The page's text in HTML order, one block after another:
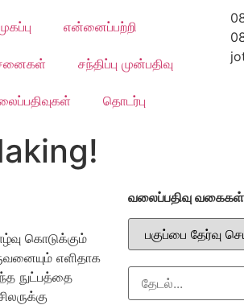
என்னைப்பற்றி
சந்திப்பு முன்பதிவு
தொடர்பு
கொடுக்கும்
எளிதாக
நுட்பத்தை
வலைப்பதிவு வகைகள்